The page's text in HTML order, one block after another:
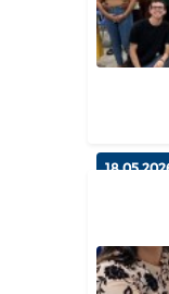
de pro...